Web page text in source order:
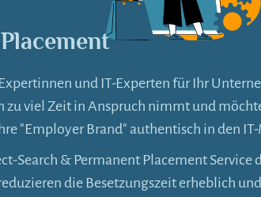
und IT-Experten für Ihr
zu viel Zeit in Anspruch nimmt und
"Employer Brand" authentisch in den
Search & Permanent Placement
die Besetzungszeit erheblich